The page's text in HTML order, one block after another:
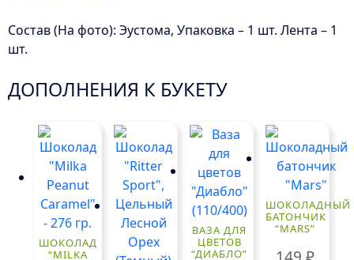
Состав (На фото): Эустома, Упаковка – 1 шт. Лента – 1
шт.
ДОПОЛНЕНИЯ К БУКЕТУ
ШОКОЛАД
“MILKA
ВАЗА ДЛЯ
ЦВЕТОВ
“ДИАБЛО”
ШОКОЛАДНЫЙ
БАТОНЧИК
“MARS”